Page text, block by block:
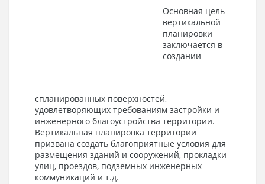
Разрезы и состав конструкций
Фасады с ведомостью внешних отделок
Элементы проемов – спецификация
Ведомость перемычек – сечения и
Архитектурные узлы в конструкциях
2. Конструктивный раздел:
Общие данные по проекту
Схемы расположения и расчеты фундаментов
Элементы каркаса – схемы расположения
Схема расположения перекрытий
Основная цель
вертикальной
планировки
заключается в
создании
спланированных поверхностей,
удовлетворяющих требованиям застройки и
инженерного благоустройства территории.
Вертикальная планировка территории
призвана создать благоприятные условия для
размещения зданий и сооружений, прокладки
улиц, проездов, подземных инженерных
коммуникаций и т.д.